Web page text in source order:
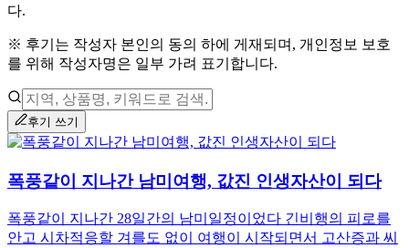
다.
※ 후기는 작성자 본인의 동의 하에 게재되며, 개인정보 보호
를 위해 작성자명은 일부 가려 표기합니다.
후기 쓰기
폭풍같이 지나간 남미여행, 값진 인생자산이 되다
폭풍같이 지나간 28일간의 남미일정이었다 긴비행의 피로를
안고 시차적응할 겨를도 없이 여행이 시작되면서 고산증과 씨